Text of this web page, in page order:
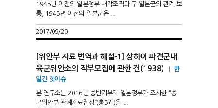
1945년 이전의 일본정부 내각조직과 구 일본군의 관계 보
통, 1945년 이전의 일본군은 ...
2017/09/20
[위안부 자료 번역과 해설-1] 상하이 파견군내
육군위안소의 작부모집에 관한 건(1938)
한
일간 핫이슈
본 연구소는 2016년 중반기부터 일본정부가 조사한 “종
군위안부 관계자료집성”(총5권)을 ...